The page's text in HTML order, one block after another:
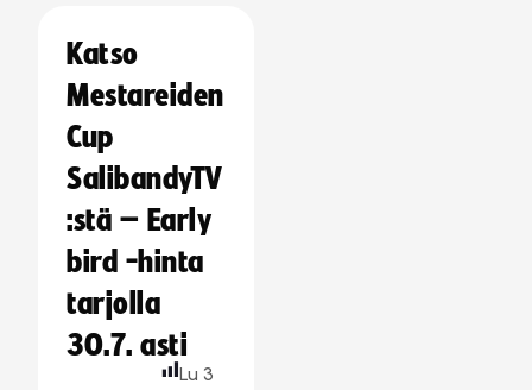
Katso
Mestareiden
Cup
SalibandyTV
:stä – Early
bird -hinta
tarjolla
30.7. asti
Lu 3